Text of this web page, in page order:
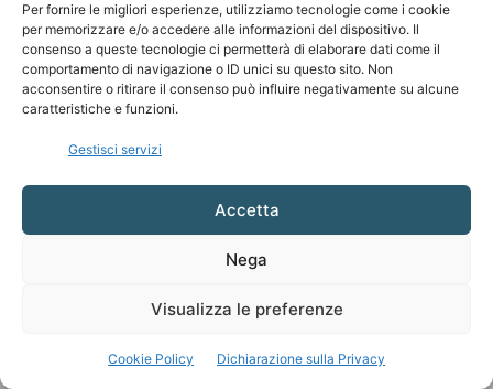
Per fornire le migliori esperienze, utilizziamo tecnologie come i cookie
per memorizzare e/o accedere alle informazioni del dispositivo. Il
consenso a queste tecnologie ci permetterà di elaborare dati come il
comportamento di navigazione o ID unici su questo sito. Non
acconsentire o ritirare il consenso può influire negativamente su alcune
caratteristiche e funzioni.
Gestisci servizi
Accetta
Nega
Visualizza le preferenze
Cookie Policy Dichiarazione sulla Privacy